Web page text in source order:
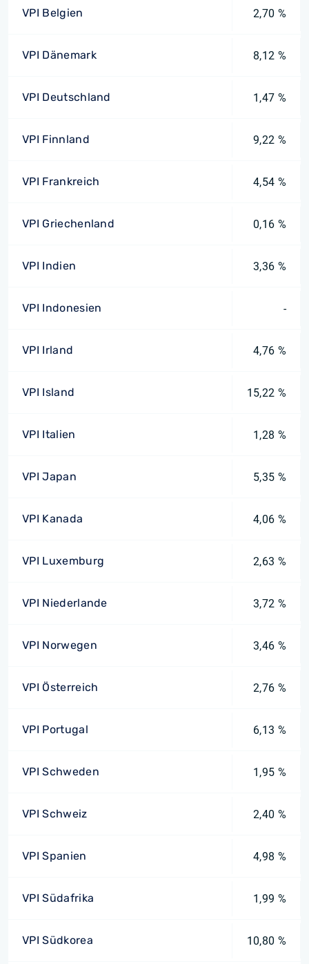
VPI Belgien 2,70 %
VPI Dänemark 8,12 %
VPI Deutschland 1,47 %
VPI Finnland 9,22 %
VPI Frankreich 4,54 %
VPI Griechenland 0,16 %
VPI Indien 3,36 %
VPI Indonesien -
VPI Irland 4,76 %
VPI Island 15,22 %
VPI Italien 1,28 %
VPI Japan 5,35 %
VPI Kanada 4,06 %
VPI Luxemburg 2,63 %
VPI Niederlande 3,72 %
VPI Norwegen 3,46 %
VPI Österreich 2,76 %
VPI Portugal 6,13 %
VPI Schweden 1,95 %
VPI Schweiz 2,40 %
VPI Spanien 4,98 %
VPI Südafrika 1,99 %
VPI Südkorea 10,80 %